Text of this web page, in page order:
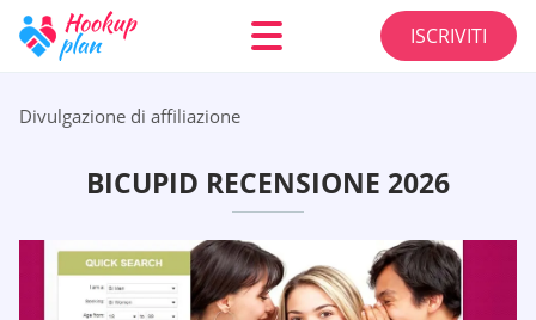
ISCRIVITI
Divulgazione di affiliazione
BICUPID RECENSIONE 2026